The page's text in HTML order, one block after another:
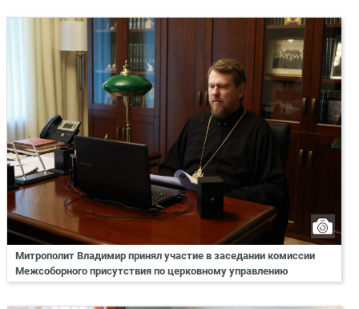
Митрополит Владимир принял участие в заседании комиссии
Межсоборного присутствия по церковному управлению